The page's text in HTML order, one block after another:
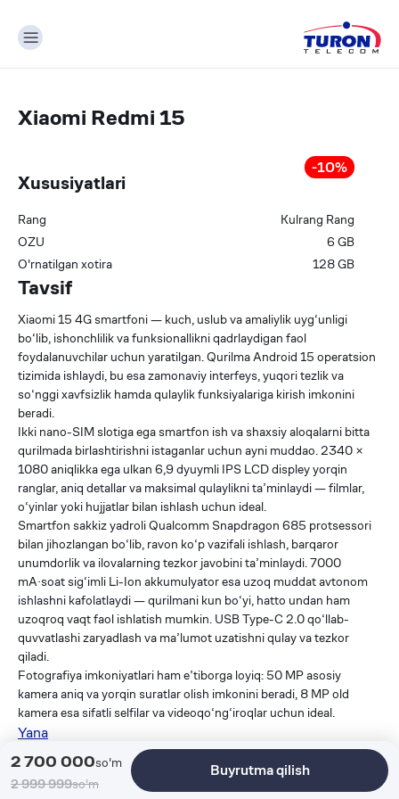
Xiaomi Redmi 15
-10%
Xususiyatlari
Rang Kulrang Rang
OZU
6 GB
О'rnatilgan xotira
128GB
2 700 000so'm
2 999 999so'm
Buyrutma qilish
Tavsif
Xiaomi 15 4G smartfoni — kuch, uslub va amaliylik uyg‘unligi
bo‘lib, ishonchlilik va funksionallikni qadrlaydigan faol
foydalanuvchilar uchun yaratilgan. Qurilma Android 15 operatsion
tizimida ishlaydi, bu esa zamonaviy interfeys, yuqori tezlik va
so‘nggi xavfsizlik hamda qulaylik funksiyalariga kirish imkonini
beradi.
Ikki nano-SIM slotiga ega smartfon ish va shaxsiy aloqalarni bitta
qurilmada birlashtirishni istaganlar uchun ayni muddao. 2340 ×
1080 aniqlikka ega ulkan 6,9 dyuymli IPS LCD displey yorqin
ranglar, aniq detallar va maksimal qulaylikni ta’minlaydi — filmlar,
o‘yinlar yoki hujjatlar bilan ishlash uchun ideal.
Smartfon sakkiz yadroli Qualcomm Snapdragon 685 protsessori
bilan jihozlangan bo‘lib, ravon ko‘p vazifali ishlash, barqaror
unumdorlik va ilovalarning tezkor javobini ta’minlaydi. 7000
mA·soat sig‘imli Li-Ion akkumulyator esa uzoq muddat avtonom
ishlashni kafolatlaydi — qurilmani kun bo‘yi, hatto undan ham
uzoqroq vaqt faol ishlatish mumkin. USB Type-C 2.0 qo‘llab-
quvvatlashi zaryadlash va ma’lumot uzatishni qulay va tezkor
qiladi.
Fotografiya imkoniyatlari ham e’tiborga loyiq: 50 MP asosiy
kamera aniq va yorqin suratlar olish imkonini beradi, 8 MP old
kamera esa sifatli selfilar va videoqo‘ng‘iroqlar uchun ideal.
Yana
O'xshash mahsulotlar